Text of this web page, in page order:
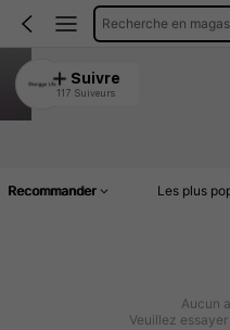
Recherche en
Shangge Life
4.69
Suivre
117 Suiveurs
Recommander Les plus
Aucun
Veuillez